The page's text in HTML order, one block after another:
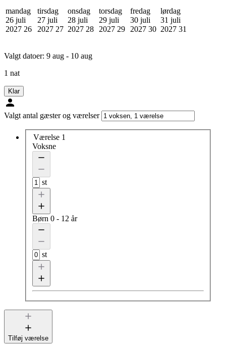
mandag
26 juli
2027 26
tirsdag
27 juli
2027 27
onsdag
28 juli
2027 28
torsdag
29 juli
2027 29
fredag
30 juli
2027 30
lørdag
31 juli
2027 31
Valgt datoer: 9 aug - 10 aug
1 nat
Klar
Valgt antal gæster og værelser
Værelse 1
Voksne
st
Børn 0 - 12 år
st
Tilføj værelse